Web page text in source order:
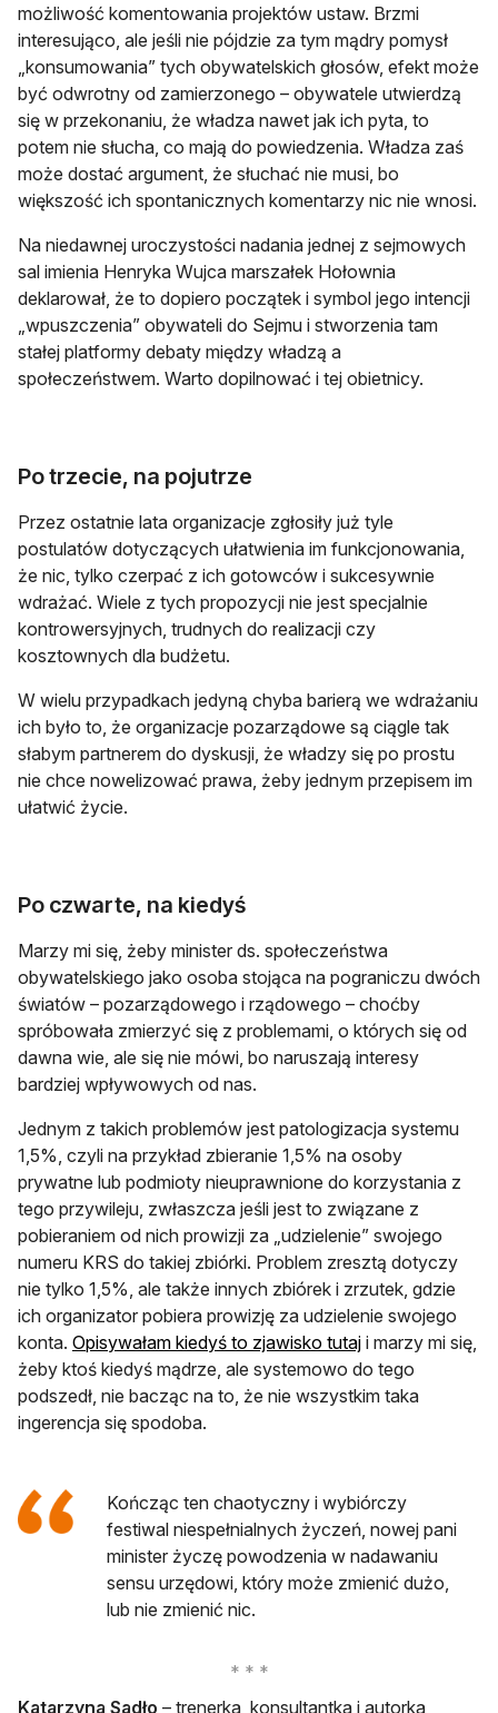
możliwość komentowania projektów ustaw. Brzmi
interesująco, ale jeśli nie pójdzie za tym mądry pomysł
„konsumowania” tych obywatelskich głosów, efekt może
być odwrotny od zamierzonego – obywatele utwierdzą
się w przekonaniu, że władza nawet jak ich pyta, to
potem nie słucha, co mają do powiedzenia. Władza zaś
może dostać argument, że słuchać nie musi, bo
większość ich spontanicznych komentarzy nic nie wnosi.
Na niedawnej uroczystości nadania jednej z sejmowych
sal imienia Henryka Wujca marszałek Hołownia
deklarował, że to dopiero początek i symbol jego intencji
„wpuszczenia” obywateli do Sejmu i stworzenia tam
stałej platformy debaty między władzą a
społeczeństwem. Warto dopilnować i tej obietnicy.
Po trzecie, na pojutrze
Przez ostatnie lata organizacje zgłosiły już tyle
postulatów dotyczących ułatwienia im funkcjonowania,
że nic, tylko czerpać z ich gotowców i sukcesywnie
wdrażać. Wiele z tych propozycji nie jest specjalnie
kontrowersyjnych, trudnych do realizacji czy
kosztownych dla budżetu.
W wielu przypadkach jedyną chyba barierą we wdrażaniu
ich było to, że organizacje pozarządowe są ciągle tak
słabym partnerem do dyskusji, że władzy się po prostu
nie chce nowelizować prawa, żeby jednym przepisem im
ułatwić życie.
Po czwarte, na kiedyś
Marzy mi się, żeby minister ds. społeczeństwa
obywatelskiego jako osoba stojąca na pograniczu dwóch
światów – pozarządowego i rządowego – choćby
spróbowała zmierzyć się z problemami, o których się od
dawna wie, ale się nie mówi, bo naruszają interesy
bardziej wpływowych od nas.
Jednym z takich problemów jest patologizacja systemu
1,5%, czyli na przykład zbieranie 1,5% na osoby
prywatne lub podmioty nieuprawnione do korzystania z
tego przywileju, zwłaszcza jeśli jest to związane z
pobieraniem od nich prowizji za „udzielenie” swojego
numeru KRS do takiej zbiórki. Problem zresztą dotyczy
nie tylko 1,5%, ale także innych zbiórek i zrzutek, gdzie
ich organizator pobiera prowizję za udzielenie swojego
konta. Opisywałam kiedyś to zjawisko tutaj i marzy mi się,
żeby ktoś kiedyś mądrze, ale systemowo do tego
podszedł, nie bacząc na to, że nie wszystkim taka
ingerencja się spodoba.
Kończąc ten chaotyczny i wybiórczy
festiwal niespełnialnych życzeń, nowej pani
minister życzę powodzenia w nadawaniu
sensu urzędowi, który może zmienić dużo,
lub nie zmienić nic.
Katarzyna Sadło – trenerka, konsultantka i autorka